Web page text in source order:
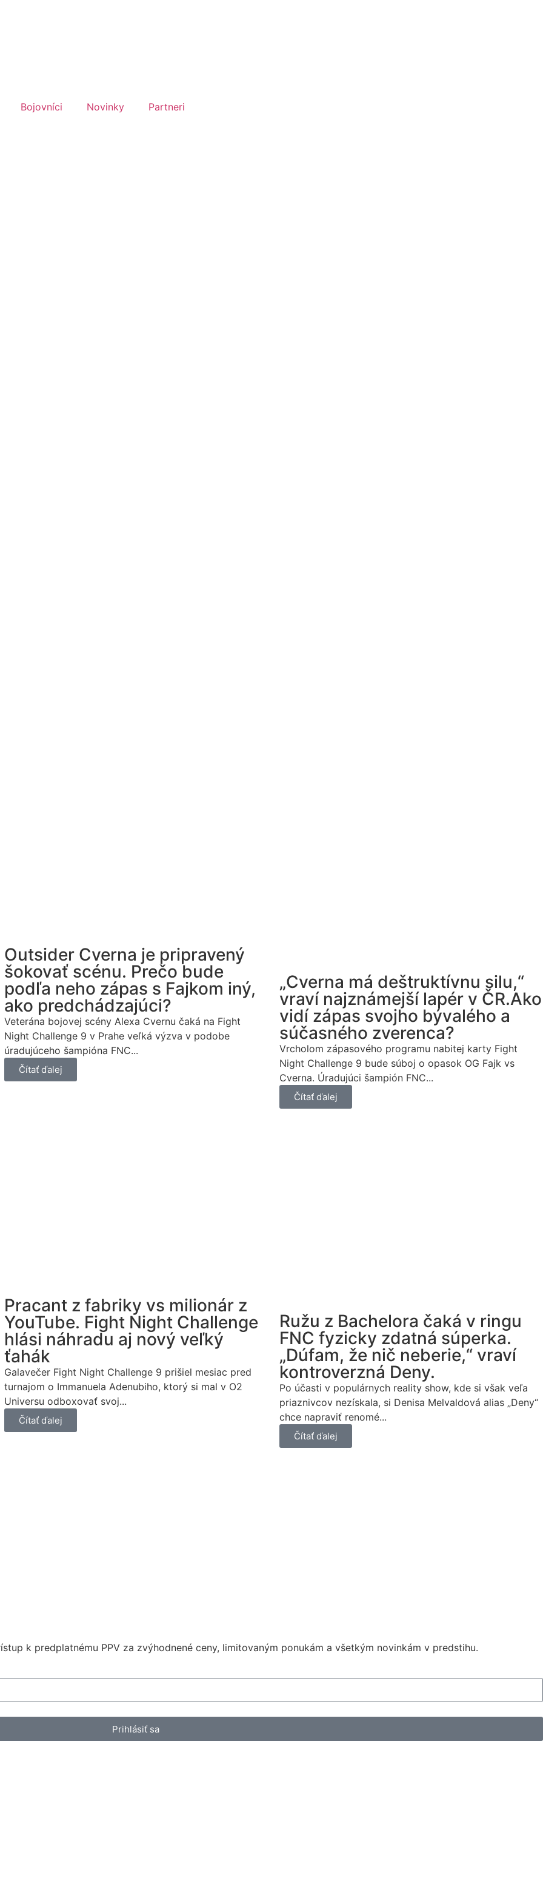
Bojovníci Novinky Partneri
Outsider Cverna je pripravený
šokovať scénu. Prečo bude
podľa neho zápas s Fajkom iný,
ako predchádzajúci?
Veterána bojovej scény Alexa Cvernu čaká na Fight
Night Challenge 9 v Prahe veľká výzva v podobe
úradujúceho šampióna FNC...
Čítať ďalej
„Cverna má deštruktívnu silu,“
vraví najznámejší lapér v ČR.Ako
vidí zápas svojho bývalého a
súčasného zverenca?
Vrcholom zápasového programu nabitej karty Fight
Night Challenge 9 bude súboj o opasok OG Fajk vs
Cverna. Úradujúci šampión FNC...
Čítať ďalej
Pracant z fabriky vs milionár z
YouTube. Fight Night Challenge
hlási náhradu aj nový veľký
ťahák
Galavečer Fight Night Challenge 9 prišiel mesiac pred
turnajom o Immanuela Adenubiho, ktorý si mal v O2
Universu odboxovať svoj...
Čítať ďalej
Ružu z Bachelora čaká v ringu
FNC fyzicky zdatná súperka.
„Dúfam, že nič neberie,“ vraví
kontroverzná Deny.
Po účasti v populárnych reality show, kde si však veľa
priaznivcov nezískala, si Denisa Melvaldová alias „Deny“
chce napraviť renomé...
Čítať ďalej
k predplatnému PPV za zvýhodnené ceny, limitovaným ponukám a všetkým novinkám v predstihu.
Prihlásiť sa